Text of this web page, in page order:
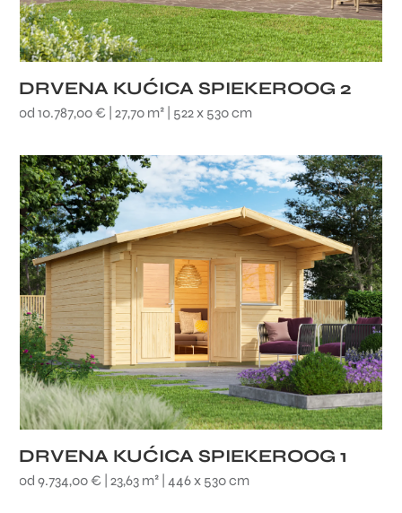
DRVENA KUĆICA SPIEKEROOG 2
od 10.787,00 € | 27,70 m² | 522 x 530 cm
DRVENA KUĆICA SPIEKEROOG 1
od 9.734,00 € | 23,63 m² | 446 x 530 cm